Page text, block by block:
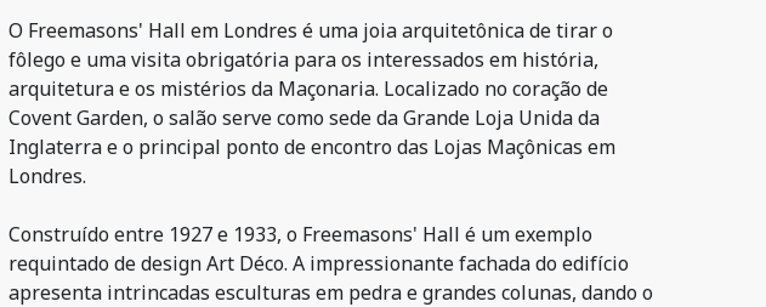
O Freemasons' Hall em Londres é uma joia arquitetônica de tirar o
fôlego e uma visita obrigatória para os interessados em história,
arquitetura e os mistérios da Maçonaria. Localizado no coração de
Covent Garden, o salão serve como sede da Grande Loja Unida da
Inglaterra e o principal ponto de encontro das Lojas Maçônicas em
Londres.
Construído entre 1927 e 1933, o Freemasons' Hall é um exemplo
requintado de design Art Déco. A impressionante fachada do edifício
apresenta intrincadas esculturas em pedra e grandes colunas, dando o